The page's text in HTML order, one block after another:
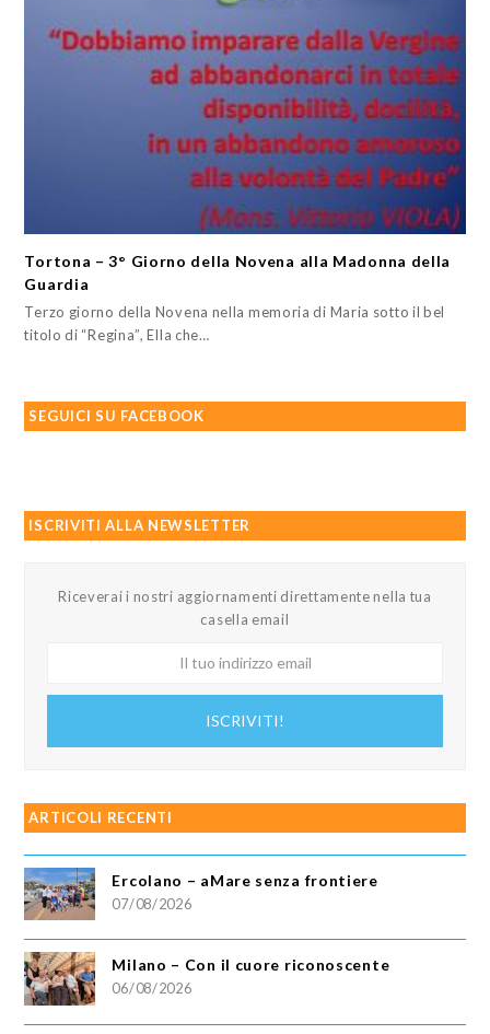
Tortona – 3° Giorno della Novena alla Madonna della
Guardia
Terzo giorno della Novena nella memoria di Maria sotto il bel
titolo di “Regina”, Ella che…
SEGUICI SU FACEBOOK
ISCRIVITI ALLA NEWSLETTER
Riceverai i nostri aggiornamenti direttamente nella tua
casella email
ISCRIVITI!
ARTICOLI RECENTI
Ercolano – aMare senza frontiere
07/08/2026
Milano – Con il cuore riconoscente
06/08/2026